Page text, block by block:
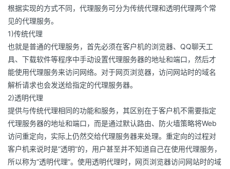
堂
的
课
程
我
的
认
证
我
的
实
验
我
的
收
的
技
术
支
持
我
的
云
声
建
议
根据实现的方式不同，代理服务可分为传统代理和透明代理两个常
见的代理服务。
1)传统代理
也就是普通的代理服务，首先必须在客户机的浏览器、QQ聊天工
具、下载软件等程序中手动设置代理服务器的地址和端口，然后才
能使用代理服务来访问网络。对于网页浏览器，访问网站时的域名
解析请求也会发送给指定的代理服务器。
2)透明代理
提供与传统代理相同的功能和服务，其区别在于客户机不需要指定
代理服务器的地址和端口，而是通过默认路由、防火墙策略将Web
访问重定向，实际上仍然交给代理服务器来处理。重定向的过程对
客户机来说时是“透明”的，用户甚至并不知道自己在使用代理服务，
所以称为“透明代理”。使用透明代理时，网页浏览器访问网站时的域